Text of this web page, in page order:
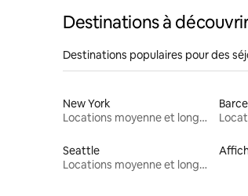
Destinations à
Destinations populaires pour des
New York
Locations moyenne et longue durée
Seattle
Locations moyenne et longue durée